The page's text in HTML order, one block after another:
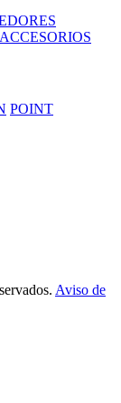
ACCESORIOS
POINT
Aviso de